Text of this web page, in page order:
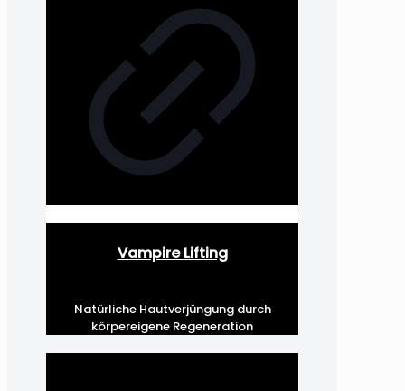
Vampire Lifting
Natürliche Hautverjüngung durch
körpereigene Regeneration